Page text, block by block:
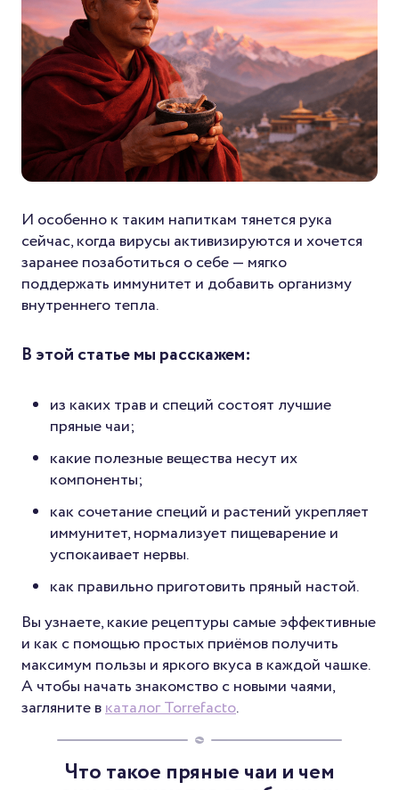
И особенно к таким напиткам тянется рука
сейчас, когда вирусы активизируются и хочется
заранее позаботиться о себе — мягко
поддержать иммунитет и добавить организму
внутреннего тепла.
В этой статье мы расскажем:
из каких трав и специй состоят лучшие
пряные чаи;
какие полезные вещества несут их
компоненты;
как сочетание специй и растений укрепляет
иммунитет, нормализует пищеварение и
успокаивает нервы.
как правильно приготовить пряный настой.
Вы узнаете, какие рецептуры самые эффективные
и как с помощью простых приёмов получить
максимум пользы и яркого вкуса в каждой чашке.
А чтобы начать знакомство с новыми чаями,
загляните вкаталог Torrefacto.
Что такое пряные чаи и чем